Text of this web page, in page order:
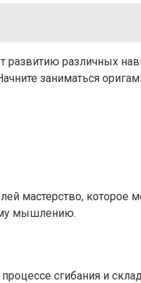
различных
заниматься
мастерство, которое
мышлению.
сгибания и